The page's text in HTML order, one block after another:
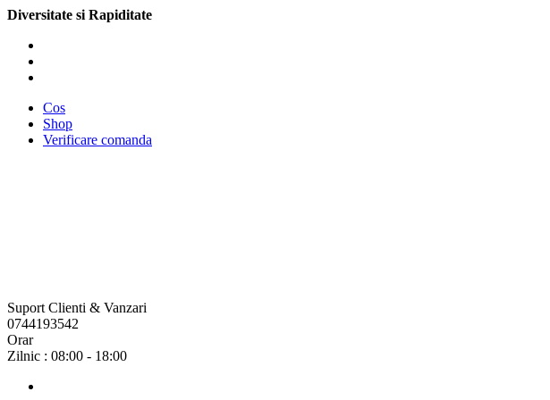
Diversitate si Rapiditate
Cos
Shop
Verificare comanda
Suport Clienti & Vanzari
0744193542
Orar
Zilnic : 08:00 - 18:00